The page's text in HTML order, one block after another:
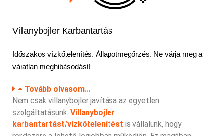
Villanybojler Karbantartás
Időszakos vízkőtelenítés. Állapotmegőrzés. Ne várja meg a
váratlan meghibásodást!
Tovább olvasom...
Nem csak villanybojler javítása az egyetlen
szolgáltatásunk. Villanybojler
karbantartást/vízkőtelenítést is vállalunk, hogy